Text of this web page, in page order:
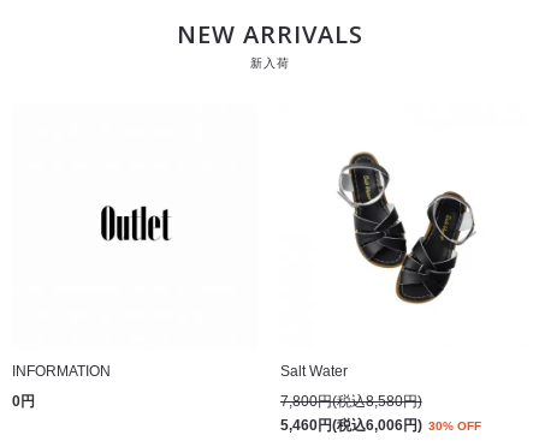
NEW ARRIVALS
新入荷
INFORMATION
0円
Salt Water
7,800円(税込8,580円)
5,460円(税込6,006円) 30% OFF